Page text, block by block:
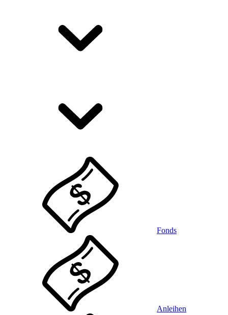
Fonds
Anleihen